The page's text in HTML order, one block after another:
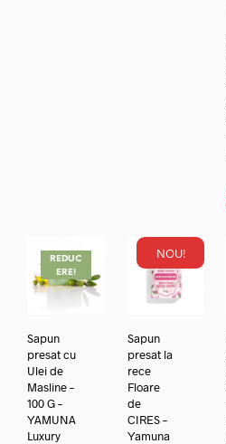
REDUC
ERE!
Sapun
presat cu
Ulei de
Masline –
100 G –
YAMUNA
Luxury
NOU!
Sapun
presat la
rece
Floare
de
CIRES –
Yamuna